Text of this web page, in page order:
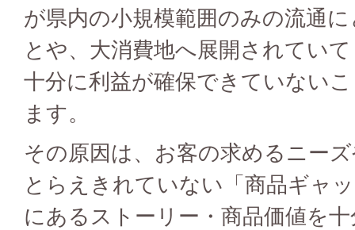
が県内の小規模範囲のみの流通
とや、大消費地へ展開されてい
十分に利益が確保できていない
ます。
その原因は、お客の求めるニー
とらえきれていない「商品ギャ
にあるストーリー・商品価値を